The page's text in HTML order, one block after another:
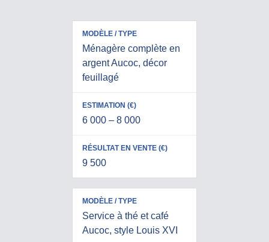
M
Y
P
E
E
S
N
(
€
R
É
S
U
T
A
E
V
N
T
E
Ménagère complète en
argent Aucoc, décor
feuillagé
6 000 – 8 000
9 500
Service à thé et café
Aucoc, style Louis XVI